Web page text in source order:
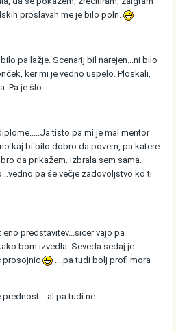
proslavah me je bilo poln.
pa lažje. Scenarij bil narejen...ni bilo
ker mi je vedno uspelo. Ploskali,
Pa je šlo.
tisto pa mi je mal mentor
kaj bi bilo dobro da povem, pa katere
da prikažem. Izbrala sem sama.
pa še večje zadovoljstvo ko ti
predstavitev...sicer vajo pa
bom izvedla. Seveda sedaj je
prosojnic
....pa tudi bolj profi mora
...al pa tudi ne.